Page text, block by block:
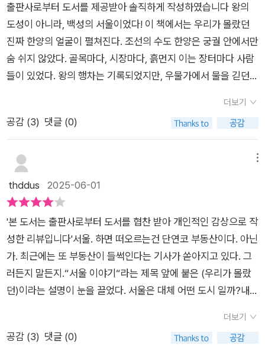
황은 현재의 이야기만은 아니다. 과거에도 서울은 갑자기 늘어난
인구로 인해 집이 부족하고, 급기야 집값이 2개 이상 치솟는 상황
이 이어졌다는 사실에 놀랐다. 그 시발점이 된 것은 17세기 후반
전란 후 전염병과 대기근을 겪을 때부터라고 한다. 배를 곪고 사
는 백성들은 구휼미라도 받기 위해 고향을 등지고 서울로 몰려들
었고, 사태가 어느 정도 진정된 후에도 고향으로 내려가지 않고
서울에 머무른다. 자연히 인구가 급증한 서울은 여러 가지 문제가
이 벌어질 정도로 부동산 폭등을 경험하게 된다. 지금과 그리 다
르지 않은 모습이다. 당연히 서울은 산업화의 붐이 일어나면서부
터 인구가 모이기 시작했다는 내 착각은 이 책을 통해 깨진다.​ 또
흥미로운 내용 중에 하나는 명동에 대한 이야기였다. 아무래도 얼
마 전까지 회사가 명동에 있었던 터라, 매일매일 마주했던 풍경을
조선시대의 눈으로 보게 되니 흥미로웠다. 당시 명동성당의 첨탑
이 높아서 첨탑에서 궁 안의 궁녀들의 모습이 보여서 발을 치기도
했다고 하니, 현재의 프라이버시의 문제가 그 당시에도 있었다는
사실이 놀라웠다. 식사 후 주변을 돌다 기억의 터를 본 적이 있었
자리 잡았다는 사실을 알게 되었는데, 책을 통해 명동에 대한 내
용을 읽으며 다시 만나게 되었다.​그 밖에도 이태원이나 미아리,
출판사로부터 도서를 제공받아 솔직하게 작성하였습니다 왕의
도성이 아니라, 백성의 서울이었다! 이 책에서는 우리가 몰랐던
진짜 한양의 얼굴이 펼쳐진다. ​​조선의 수도 한양은 궁궐 안에서만
숨 쉬지 않았다. 골목마다, 시장마다, 흙먼지 이는 장터마다 사람
들이 있었다. ​​왕의 행차는 기록되었지만, 우물가에서 물을 긷던
런 이름 없는 하루들을 다시 불러낸다. ​​화려한 정치의 무대가 아
니라, 장터의 왁자지껄한 소리, 우시장 뒷골목의 냄새, 진고개의
이 책에서 펼쳐진다. ​​책장을 펼치면 익숙한 지명이 낯선 이야기로
하던 들판이었고, 진고개는 비만 오면 진흙탕이 되어버리는 상인
장사를 하다 해가 저물면 도성 밖으로 밀려나야 했던 사람들.​​이들
은 조선시대 서울의 또 다른 주인공이었다. 그들의 삶은 기록되지
않았지만, 이 책은 그 빈칸을 사람 냄새 나는 언어로 채워 넣는다.​
특히 인상 깊었던 부분은 조선의 일상이 얼마나 지금과 닮아 있었
는지에 대한 발견이었다. ​​예를 들어, 술에 관대한 유교 문화 속에
서 임금이 신하들과 주연을 벌이고, 취중에도 정사를 논했다는 장
면은 지금의 회식 문화와도 겹친다. ​​영조가 83세까지 주치의 없
더보기
공감 (3) 댓글 (0)
thddus 2025-06-01
'본 도서는 출판사로부터 도서를 협찬 받아 개인적인 감상으로 작
성한 리뷰입니다'서울. 하면 떠오르는건 단연코 부동산이다. 아닌
가. 최근에는 또 부동산이 들썩인다는 기사가 쏟아지고 있다. 그
러든지 말든지.“서울 이야기“라는 제목 앞에 붙은 (우리가 몰랐
던)이라는 설명이 눈을 끌었다. 서울은 대체 어떤 도시 일까?내가
말일듯. 지금 서울이 과연 500년후에도 같은 가치 일까? 500년
전만해도 서울은 이렇지 않았다는 것.책은 장소를 중심으로 인물
더보기
공감 (3) 댓글 (0)